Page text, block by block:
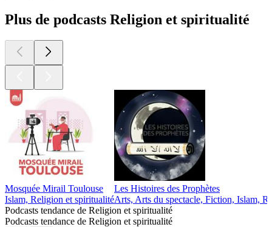
Plus de podcasts Religion et spiritualité
Mosquée Mirail Toulouse
Islam, Religion et spiritualité
Les Histoires des Prophètes
Arts, Arts du spectacle, Fiction, Islam,
Podcasts tendance de Religion et spiritualité
Podcasts tendance de Religion et spiritualité